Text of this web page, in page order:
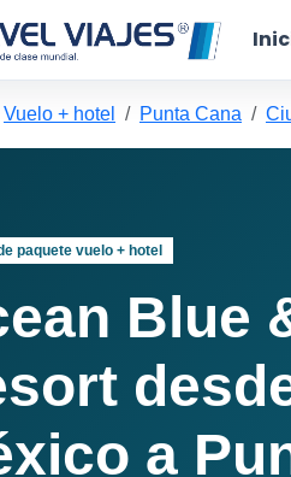
Vuelo + hotel Punta Cana
paquete vuelo + hotel
Blue
a